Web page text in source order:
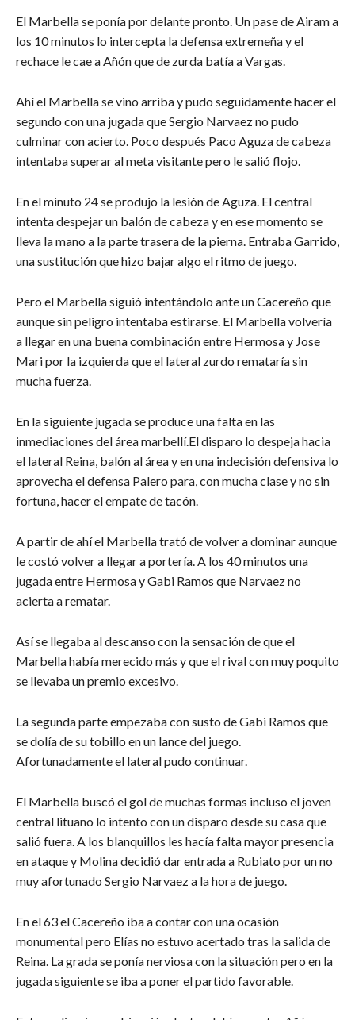
El Marbella se ponía por delante pronto. Un pase de Airam a
los 10 minutos lo intercepta la defensa extremeña y el
rechace le cae a Añón que de zurda batía a Vargas.
Ahí el Marbella se vino arriba y pudo seguidamente hacer el
segundo con una jugada que Sergio Narvaez no pudo
culminar con acierto. Poco después Paco Aguza de cabeza
intentaba superar al meta visitante pero le salió flojo.
En el minuto 24 se produjo la lesión de Aguza. El central
intenta despejar un balón de cabeza y en ese momento se
lleva la mano a la parte trasera de la pierna. Entraba Garrido,
una sustitución que hizo bajar algo el ritmo de juego.
Pero el Marbella siguió intentándolo ante un Cacereño que
aunque sin peligro intentaba estirarse. El Marbella volvería
a llegar en una buena combinación entre Hermosa y Jose
Mari por la izquierda que el lateral zurdo remataría sin
mucha fuerza.
En la siguiente jugada se produce una falta en las
inmediaciones del área marbellí.El disparo lo despeja hacia
el lateral Reina, balón al área y en una indecisión defensiva lo
aprovecha el defensa Palero para, con mucha clase y no sin
fortuna, hacer el empate de tacón.
A partir de ahí el Marbella trató de volver a dominar aunque
le costó volver a llegar a portería. A los 40 minutos una
jugada entre Hermosa y Gabi Ramos que Narvaez no
acierta a rematar.
Así se llegaba al descanso con la sensación de que el
Marbella había merecido más y que el rival con muy poquito
se llevaba un premio excesivo.
La segunda parte empezaba con susto de Gabi Ramos que
se dolía de su tobillo en un lance del juego.
Afortunadamente el lateral pudo continuar.
El Marbella buscó el gol de muchas formas incluso el joven
central lituano lo intento con un disparo desde su casa que
salió fuera. A los blanquillos les hacía falta mayor presencia
en ataque y Molina decidió dar entrada a Rubiato por un no
muy afortunado Sergio Narvaez a la hora de juego.
En el 63 el Cacereño iba a contar con una ocasión
monumental pero Elías no estuvo acertado tras la salida de
Reina. La grada se ponía nerviosa con la situación pero en la
jugada siguiente se iba a poner el partido favorable.